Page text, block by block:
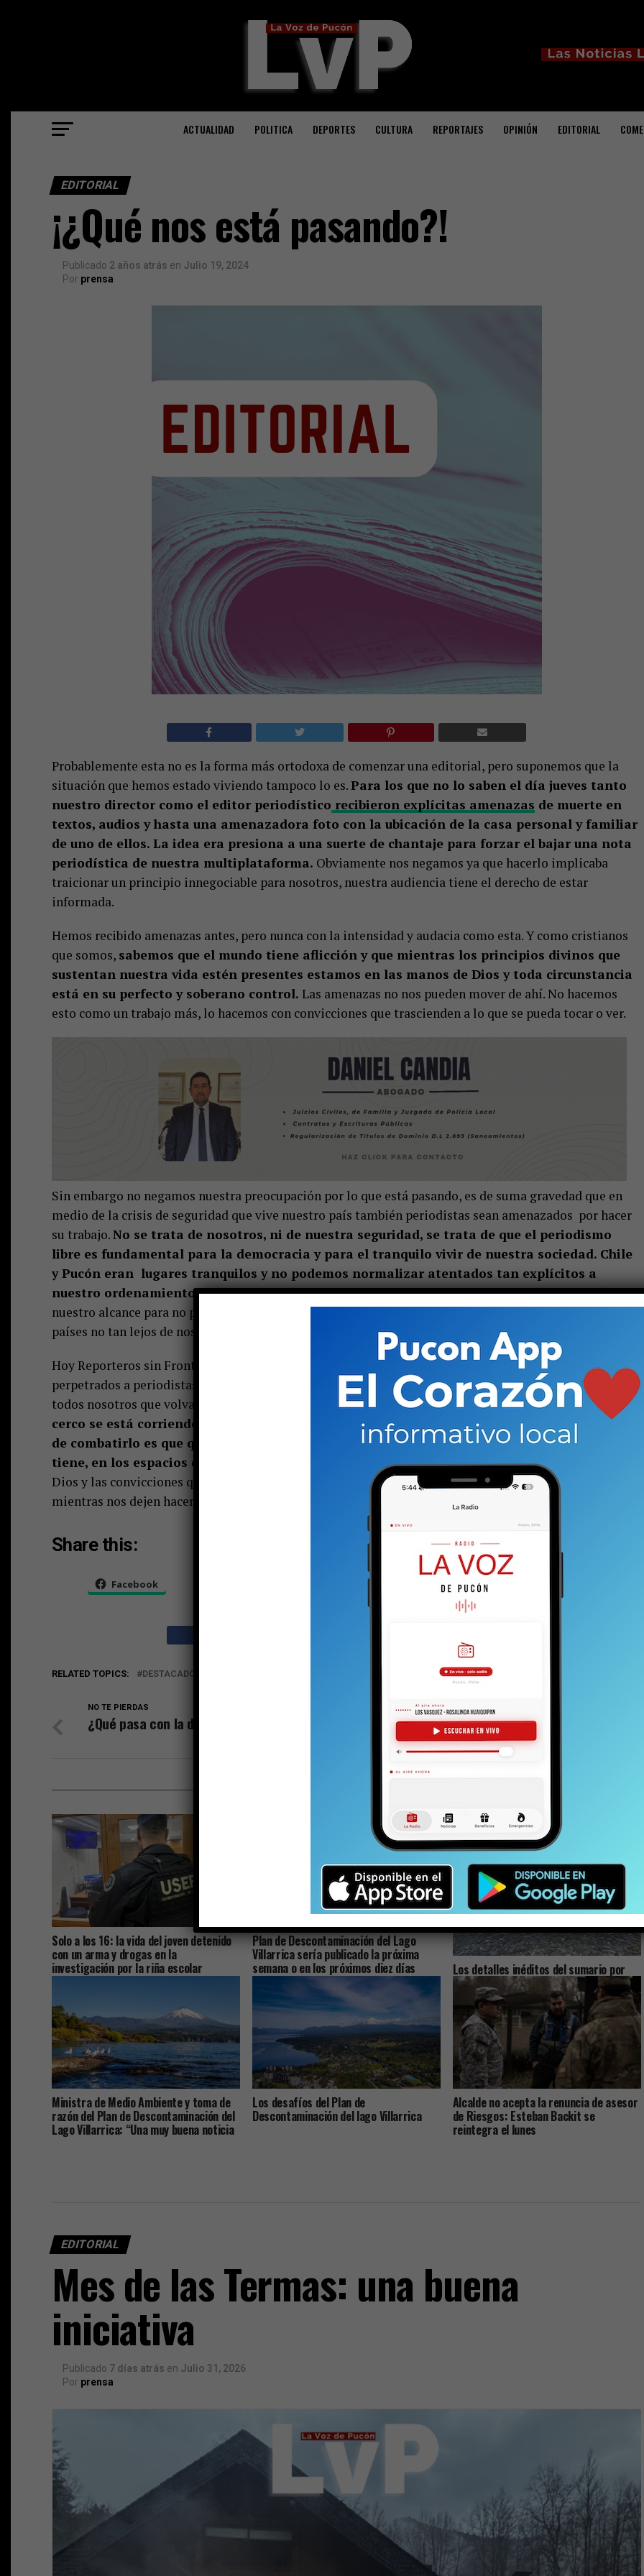
ACTUALIDAD POLITICA DEPORTES CULTURA REPORTAJES OPINIÓN EDITORIAL
EDITORIAL
¡¿Qué nos está pasando?!
Publicado 2 años atrás en Julio 19, 2024
Por prensa
Probablemente esta no es la forma más ortodoxa de comenzar una editorial, pero suponemos que la
situación que hemos estado viviendo tampoco lo es.Para los que no lo saben el día jueves tanto
nuestro director como el editor periodístico recibieron explícitas amenazas de muerte en
textos, audios y hasta una amenazadora foto con la ubicación de la casa personal y familiar
de uno de ellos. La idea era presiona a una suerte de chantaje para forzar el bajar una nota
periodística de nuestra multiplataforma. Obviamente nos negamos ya que hacerlo implicaba
traicionar un principio innegociable para nosotros, nuestra audiencia tiene el derecho de estar
informada.
Hemos recibido amenazas antes, pero nunca con la intensidad y audacia como esta. Y como cristianos
que somos, sabemos que el mundo tiene aflicción y que mientras los principios divinos que
sustentan nuestra vida estén presentes estamos en las manos de Dios y toda circunstancia
está en su perfecto y soberano control. Las amenazas no nos pueden mover de ahí. No hacemos
esto como un trabajo más, lo hacemos con convicciones que trascienden a lo que se pueda tocar o ver.
Sin embargo no negamos nuestra preocupación por lo que está pasando, es de suma gravedad que en
medio de la crisis de seguridad que vive nuestro país también periodistas sean amenazados por hacer
su trabajo.No se trata de nosotros, ni de nuestra seguridad, se trata de que el periodismo
libre es fundamental para la democracia y para el tranquilo vivir de nuestra sociedad. Chile
y Pucón eran lugares tranquilos y no podemos normalizar atentados tan explícitos a
nuestro ordenamiento social.No se puede aceptar, todos debemos luchar con todo lo que esté a
nuestro alcance para no perder la sensibilidad y ser uno más de la cultura de inseguridad que viven
países no tan lejos de nosotros.
Hoy Reporteros sin Fronteras nos entregó su apoyo y lo hizo junto con su preocupación por ataques
perpetrados a periodistas en México y Colombia. Hoy somos uno más de ese grupo, pero depende de
todos nosotros que volvamos a ser el país que respeta el orden, la seguridad. Aún más en Pucón.El
cerco se está corriendo y si no lo paramos hoy, el mal seguirá moviéndose. La única forma
de combatirlo es que quienes creen en el bien asuman la responsabilidad personal que se
tiene, en los espacios que se encuentre, por hacer las cosas diferentes.Nosotros confiamos en
Dios y las convicciones que nos puso para seguir entregándoles el mejor periodismo que podemos
mientras nos dejen hacerlo.
Share this:
Facebook
RELATED TOPICS: DESTACADO PUCON
El volcán y la industria del miedo
NO TE PIERDAS
¿Qué pasa con la delincuencia?
Solo a los 16: la vida del joven detenido
con un arma y drogas en la
investigación por la riña escolar
Plan de Descontaminación del Lago
Villarrica sería publicado la próxima
semana o en los próximos diez días Los detalles inéditos del sumario por
Caso Sobresueldos: ex-Administrador y
asesor financiero del alcalde dicen que
las remuneraciones fueron pactadas
con el jefe comunal
Ministra de Medio Ambiente y toma de
razón del Plan de Descontaminación del
Lago Villarrica: “Una muy buena noticia
Los desafíos del Plan de
Descontaminación del lago Villarrica
Alcalde no acepta la renuncia de asesor
de Riesgos: Esteban Backit se
reintegra el lunes
EDITORIAL
Mes de las Termas: una buena
iniciativa
Publicado 7 días atrás en Julio 31, 2026
Por prensa